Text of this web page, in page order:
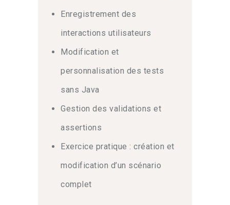
Enregistrement des
interactions utilisateurs
Modification et
personnalisation des tests
sans Java
Gestion des validations et
assertions
Exercice pratique : création et
modification d’un scénario
complet